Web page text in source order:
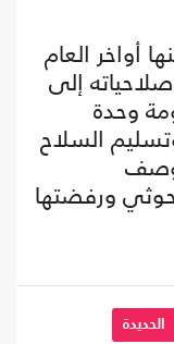
أواخر العام
صلاحياته إلى
وحدة
السلاح
وصف
ورفضتها
الحديدة